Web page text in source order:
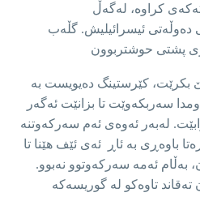
کراوە، لەگەڵ
دەوڵەتی ئیسرائیلیش. گڵەب
کێرستینگ دەیویست بە
سەربکەوێت تا بزانێت ئەگەر
لەبەر ئەوەی ئەم سەرکەوتنە
باوەڕی بە ئاڕ ئەی ئێف هێنا تا
بەڵام ئەمە سەرکەوتوو نەبوو.
تاوەکو لە گوریسەکە